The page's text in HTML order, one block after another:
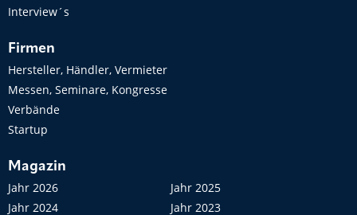
Interview´s
Firmen
Hersteller, Händler, Vermieter
Messen, Seminare, Kongresse
Verbände
Startup
Magazin
Jahr 2026
Jahr 2025
Jahr 2024
Jahr 2023